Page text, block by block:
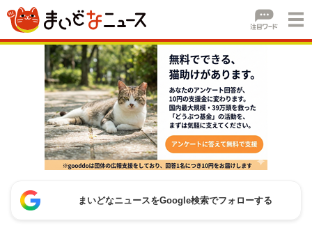
まいどなニュースをGoogle検索でフォローする